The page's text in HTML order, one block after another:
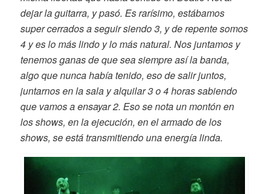
dejar la guitarra, y pasó. Es rarísimo, estábamos
super cerrados a seguir siendo 3, y de repente somos
4 y es lo más lindo y lo más natural. Nos juntamos y
tenemos ganas de que sea siempre así la banda,
algo que nunca había tenido, eso de salir juntos,
juntarnos en la sala y alquilar 3 o 4 horas sabiendo
que vamos a ensayar 2. Eso se nota un montón en
los shows, en la ejecución, en el armado de los
shows, se está transmitiendo una energía linda.